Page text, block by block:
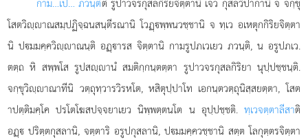
โสตวิฺาณสมฺปฏิจฺฉนสนฺตีรณานิ โวฏฺพฺพนวชฺชานิ จ ทฺเว อเหตุกกิริยจิตฺตา
นิ ปมมคฺควิฺาณนฺติ อฏฺารส จิตฺตานิ กามรูปภเวเยว ภวนฺติ, น อรูปภเว.
ตตฺถ หิ สพฺพโส รูปสฺานํ สมติกฺกนฺตตฺตา รูปาวจรกุสลกิริยา นุปฺปชฺชนฺติ.
จกฺขุวิฺาณาทีนิ วตฺถุทฺวารวิรหโต, หสิตุปฺปาโท เอกนฺตวตฺถุนิสฺสยตฺตา, โสต
าปตฺติมคฺโค ปรโตโฆสปจฺจยาเยว นิพฺพตฺตนโต น อุปฺปชฺชติ. ทฺเวจตฺตาลีสาติ
อฏฺ ปริตฺตกุสลานิ, จตฺตาริ อรูปกุสลานิ, ปมมคฺควชฺชานิ สตฺต โลกุตฺตรจิตฺตา